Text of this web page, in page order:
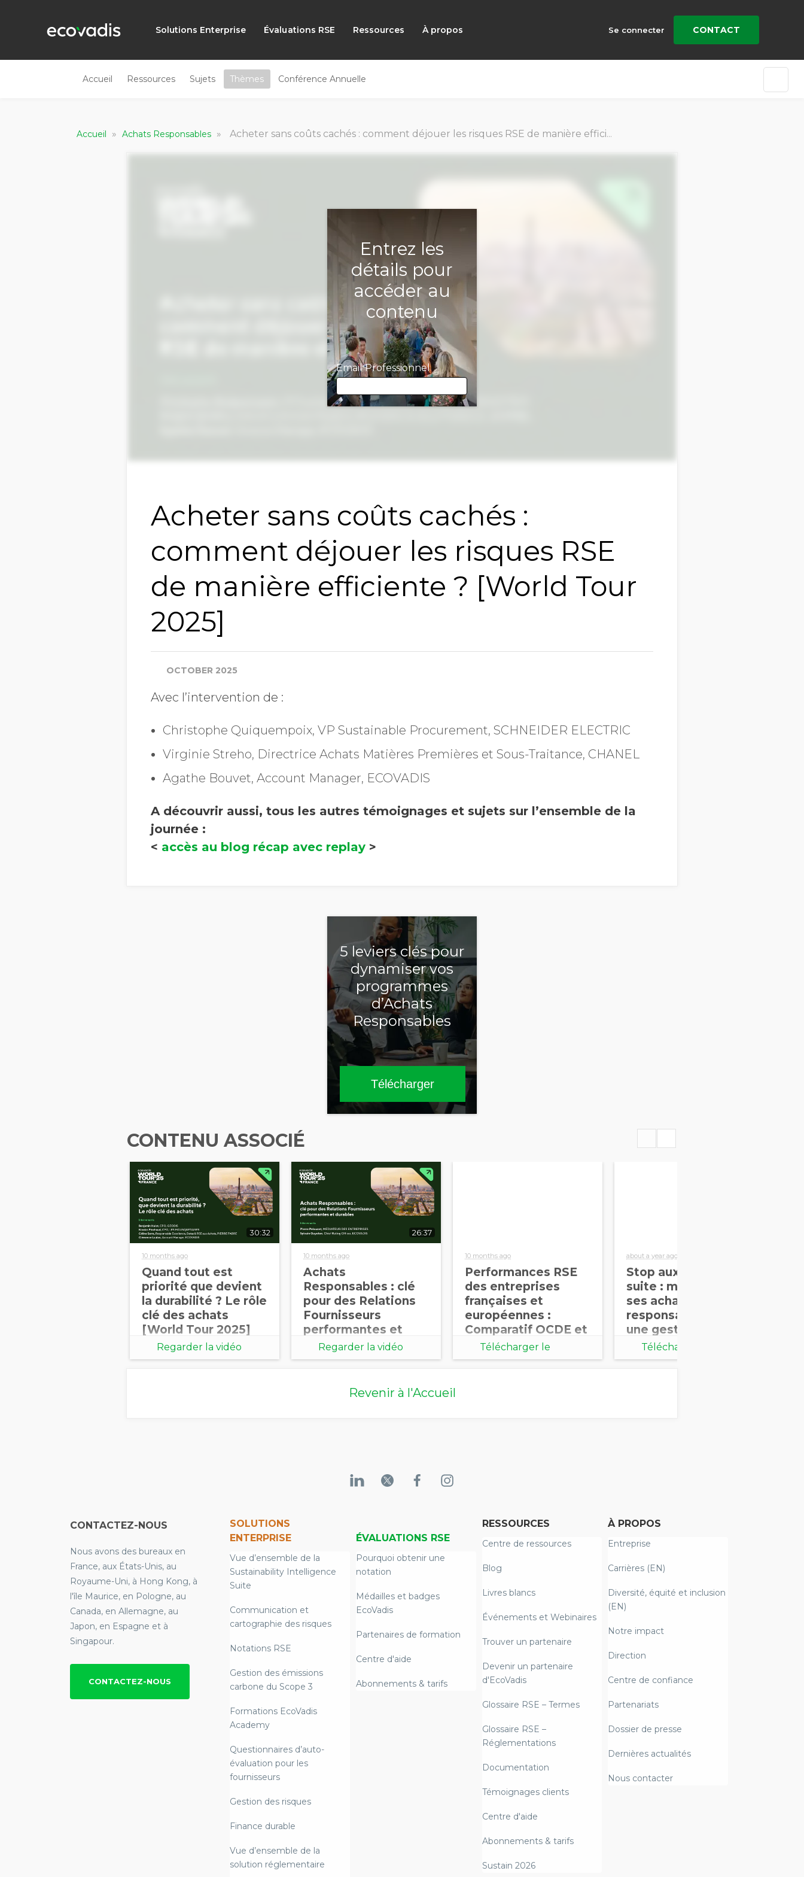
Solutions Enterprise Évaluations RSE Ressources À propos Se connecter CONTACT
Accueil Ressources Sujets Thèmes Conférence Annuelle
Accueil » Achats Responsables » Acheter sans coûts cachés : comment déjouer les risques RSE de manière efficiente ? [World Tour 2025]
Entrez les
détails pour
accéder au
contenu
Email Professionnel
Nom
Société
Profession
Pays
Refuser les
Acheter sans coûts cachés :
comment déjouer les risques RSE
de manière efficiente ? [World Tour
2025]
OCTOBER 2025
Avec l’intervention de :
Christophe Quiquempoix, VP Sustainable Procurement, SCHNEIDER ELECTRIC
Virginie Streho, Directrice Achats Matières Premières et Sous-Traitance, CHANEL
Agathe Bouvet, Account Manager, ECOVADIS
A découvrir aussi, tous les autres témoignages et sujets sur l’ensemble de la
journée :
< accès au blog récap avec replay >
5 leviers clés pour
dynamiser vos
programmes
d’Achats
Responsables
Télécharger
CONTENU ASSOCIÉ
30:32
10 months ago
Quand tout est
priorité que devient
la durabilité ? Le rôle
clé des achats
[World Tour 2025]
Regarder la vidéo
26:37
10 months ago
Achats
Responsables : clé
pour des Relations
Fournisseurs
performantes et
durables [World
Tour 2025]
Regarder la vidéo
10 months ago
Performances RSE
des entreprises
françaises et
européennes :
Comparatif OCDE et
BICS – Sixième
édition 2025
Télécharger le
about a year ago
Stop aux SAQ* sans
suite : maximiser
ses achats
responsables via
une gestion
optimisée des
risques
Télécharger le
Revenir à l'Accueil
CONTACTEZ-NOUS
Nous avons des bureaux en
France, aux États-Unis, au
Royaume-Uni, à Hong Kong, à
l'île Maurice, en Pologne, au
Canada, en Allemagne, au
Japon, en Espagne et à
Singapour.
CONTACTEZ-NOUS
SOLUTIONS
ENTERPRISE
Vue d’ensemble de la
Sustainability Intelligence
Suite
Communication et
cartographie des risques
Notations RSE
Gestion des émissions
carbone du Scope 3
Formations EcoVadis
Academy
Questionnaires d’auto-
évaluation pour les
fournisseurs
Gestion des risques
Finance durable
Vue d’ensemble de la
solution réglementaire
ÉVALUATIONS RSE
Pourquoi obtenir une
notation
Médailles et badges
EcoVadis
Partenaires de formation
Centre d'aide
Abonnements & tarifs
RESSOURCES
Centre de ressources
Blog
Livres blancs
Événements et Webinaires
Trouver un partenaire
Devenir un partenaire
d'EcoVadis
Glossaire RSE – Termes
Glossaire RSE –
Réglementations
Documentation
Témoignages clients
Centre d'aide
Abonnements & tarifs
Sustain 2026
À PROPOS
Entreprise
Carrières (EN)
Diversité, équité et inclusion
(EN)
Notre impact
Direction
Centre de confiance
Partenariats
Dossier de presse
Dernières actualités
Nous contacter